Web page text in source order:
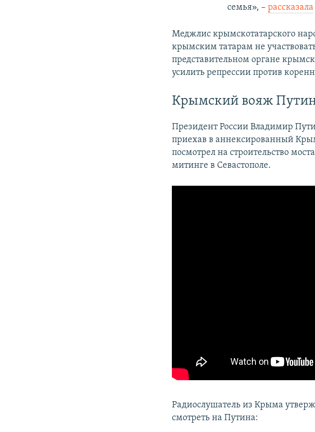
семья», – рассказала
Меджлис крымскотатарского
крымским татарам не
представительном органе
усилить репрессии против
Крымский вояж
Президент России Владимир
приехав в аннексированный
посмотрел на строительство
митинге в Севастополе.
Радиослушатель из Крыма
смотреть на Путина: